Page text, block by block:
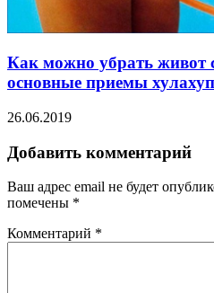
Как можно убрать живот
основные приемы
26.06.2019
Добавить комментарий
Ваш адрес email не будет
помечены *
Комментарий *